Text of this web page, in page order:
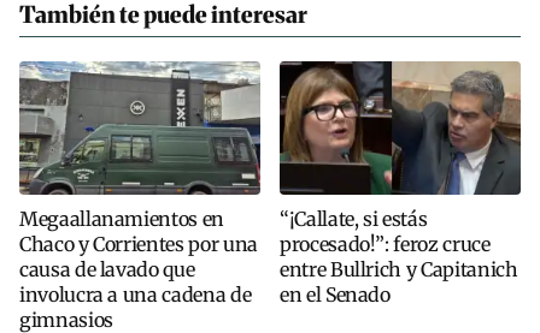
También te puede interesar
Megaallanamientos en
Chaco y Corrientes por una
causa de lavado que
involucra a una cadena de
gimnasios
“¡Callate, si estás
procesado!”: feroz cruce
entre Bullrich y Capitanich
en el Senado